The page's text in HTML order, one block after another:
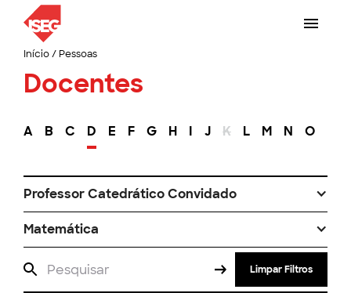
Início/ Pessoas
Docentes
A B C D E F G H I J K L M N O
Professor Catedrático Convidado
Matemática
Limpar Filtros